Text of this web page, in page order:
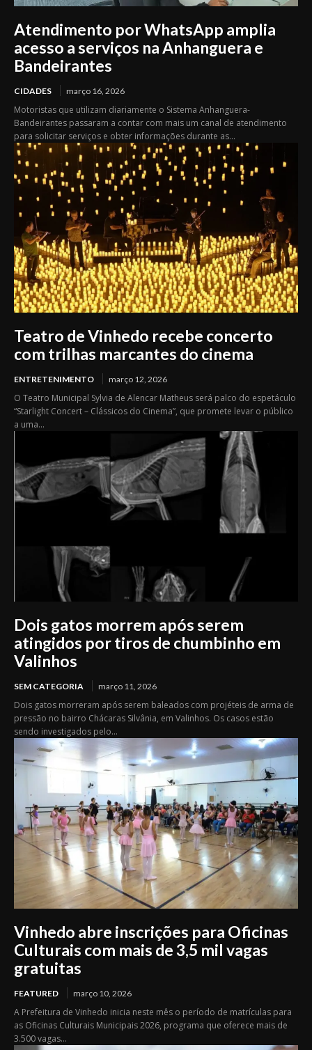
Atendimento por WhatsApp amplia
acesso a serviços na Anhanguera e
Bandeirantes
CIDADES março 16, 2026
Motoristas que utilizam diariamente o Sistema Anhanguera-
Bandeirantes passaram a contar com mais um canal de atendimento
para solicitar serviços e obter informações durante as...
Teatro de Vinhedo recebe concerto
com trilhas marcantes do cinema
ENTRETENIMENTO março 12, 2026
O Teatro Municipal Sylvia de Alencar Matheus será palco do espetáculo
“Starlight Concert – Clássicos do Cinema”, que promete levar o público
a uma...
Dois gatos morrem após serem
atingidos por tiros de chumbinho em
Valinhos
SEM CATEGORIA março 11, 2026
Dois gatos morreram após serem baleados com projéteis de arma de
pressão no bairro Chácaras Silvânia, em Valinhos. Os casos estão
sendo investigados pelo...
Vinhedo abre inscrições para Oficinas
Culturais com mais de 3,5 mil vagas
gratuitas
FEATURED março 10, 2026
A Prefeitura de Vinhedo inicia neste mês o período de matrículas para
as Oficinas Culturais Municipais 2026, programa que oferece mais de
3.500 vagas...